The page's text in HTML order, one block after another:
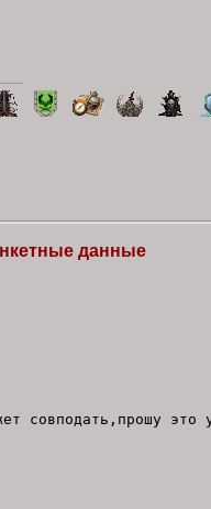
данные
совподать,прошу это